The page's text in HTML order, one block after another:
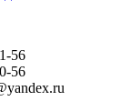
56
56